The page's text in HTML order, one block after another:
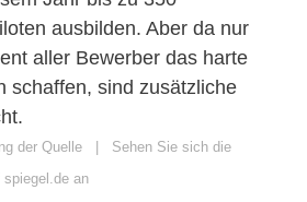
ausbilden. Aber da nur
aller Bewerber das harte
schaffen, sind zusätzliche
der Quelle | Sehen Sie sich die
an